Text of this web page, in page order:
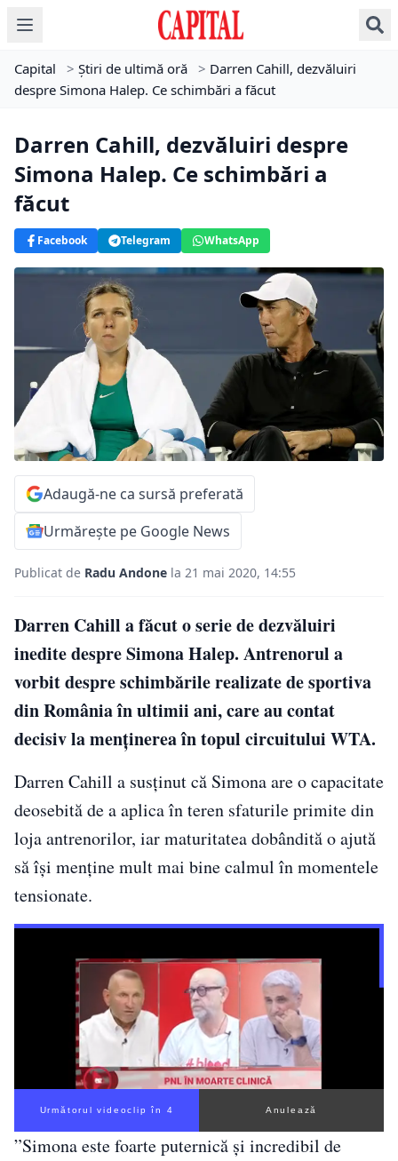
Capital > Știri de ultimă oră > Darren Cahill, dezvăluiri
despre Simona Halep. Ce schimbări a făcut
Darren Cahill, dezvăluiri despre
Simona Halep. Ce schimbări a
făcut
Facebook Telegram WhatsApp
Adaugă-ne ca sursă preferată
Urmărește pe Google News
Publicat de Radu Andone la 21 mai 2020, 14:55
Darren Cahill a făcut o serie de dezvăluiri
inedite despre Simona Halep. Antrenorul a
vorbit despre schimbările realizate de sportiva
din România în ultimii ani, care au contat
decisiv la menținerea în topul circuitului WTA.
Darren Cahill a susținut că Simona are o capacitate
deosebită de a aplica în teren sfaturile primite din
loja antrenorilor, iar maturitatea dobândită o ajută
să își menține mult mai bine calmul în momentele
tensionate.
Următorul videoclip în 3 Anulează
”Simona este foarte puternică și incredibil de